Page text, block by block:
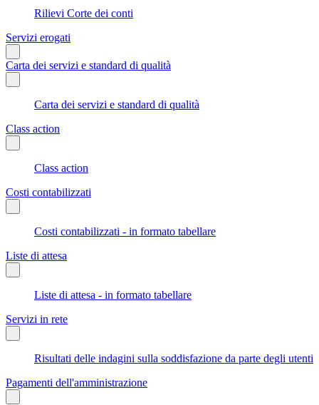
Rilievi Corte dei conti
Servizi erogati
Carta dei servizi e standard di qualità
Carta dei servizi e standard di qualità
Class action
Class action
Costi contabilizzati
Costi contabilizzati - in formato tabellare
Liste di attesa
Liste di attesa - in formato tabellare
Servizi in rete
Risultati delle indagini sulla soddisfazione da parte degli utenti
Pagamenti dell'amministrazione